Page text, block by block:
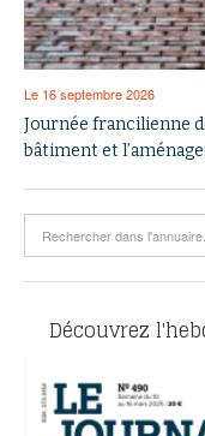
Le 16 septembre 2026
Journée francilienne
bâtiment et
Découvrez